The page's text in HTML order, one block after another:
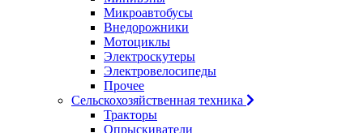
Микроавтобусы
Внедорожники
Мотоциклы
Электроскутеры
Электровелосипеды
Прочее
Сельскохозяйственная техника
Тракторы
Опрыскиватели